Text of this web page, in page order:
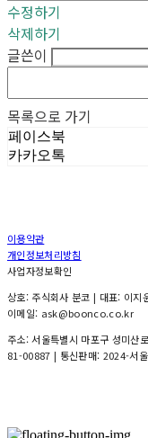
수정하기
삭제하기
글쓴이
목록으로 가기
페이스북
카카오톡
이용약관
개인정보처리방침
사업자정보확인
상호: 주식회사 분코 | 대표: 이
이메일: ask@boonco.co.kr
주소: 서울특별시 마포구 성미
81-00887 | 통신판매: 2024-서